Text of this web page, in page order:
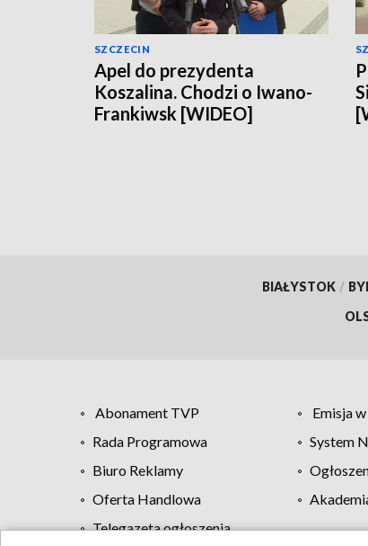
SZCZECIN
Apel do prezydenta
Koszalina. Chodzi o Iwano-
Frankiwsk [WIDEO]
BIAŁYSTOK /
Abonament TVP Emisja
Rada Programowa
System
Biuro Reklamy
Oferta Handlowa
Telegazeta ogłoszenia